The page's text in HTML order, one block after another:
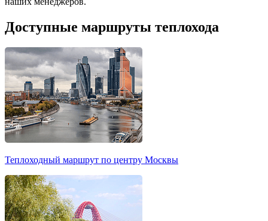
Доступные маршруты теплохода
Теплоходный маршрут по центру Москвы